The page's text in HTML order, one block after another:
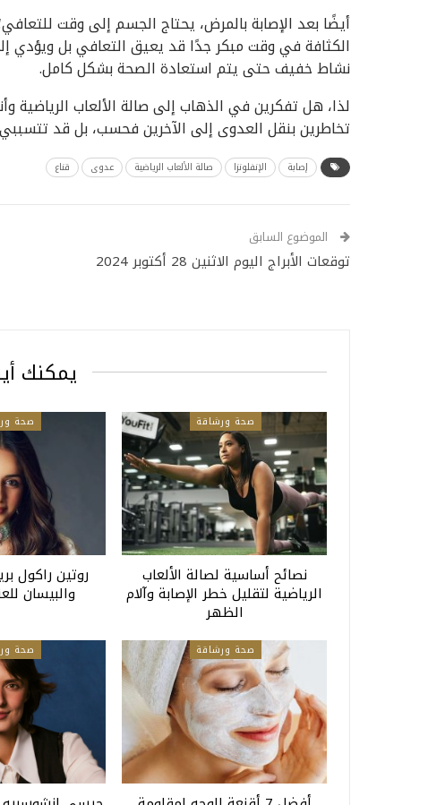
أيضًا بعد الإصابة بالمرض، يحتاج الجسم إلى وقت
الكثافة في وقت مبكر جدًا قد يعيق التعافي بل ويؤدي
نشاط خفيف حتى يتم استعادة الصحة بشكل كامل.
لذا، هل تفكرين في الذهاب إلى صالة الألعاب الرياضية
تخاطرين بنقل العدوى إلى الآخرين فحسب، بل قد
إصابة الإنفلونزا صالة الألعاب الرياضية عدوى قناع
الموضوع السابق
توقعات الأبراج اليوم الاثنين 28 أكتوبر 2024
يمكنك
صحة ورشاقة
نصائح أساسية لصالة الألعاب
الرياضية لتقليل خطر الإصابة وآلام
الظهر
صحة
روتين راكول
والبيسان
صحة ورشاقة صحة